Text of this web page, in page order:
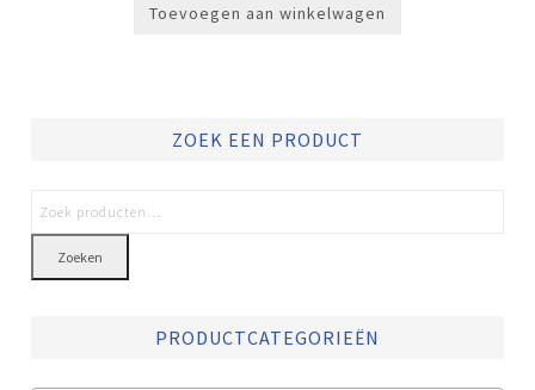
Toevoegen aan winkelwagen
ZOEK EEN PRODUCT
Zoeken
PRODUCTCATEGORIEËN